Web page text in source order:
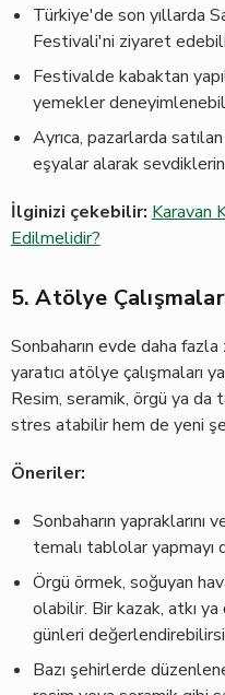
Türkiye'de son yıllarda
Festivali'ni ziyaret
Festivalde kabaktan
yemekler
Ayrıca, pazarlarda
eşyalar alarak
İlginizi çekebilir: Karavan
Edilmelidir?
5. Atölye
Sonbaharın evde daha
yaratıcı atölye çalışmaları
Resim, seramik, örgü ya da
stres atabilir hem de yeni
Öneriler:
Sonbaharın
temalı tablolar yapmayı
Örgü örmek, soğuyan
olabilir. Bir kazak, atkı
günleri
Bazı şehirlerde